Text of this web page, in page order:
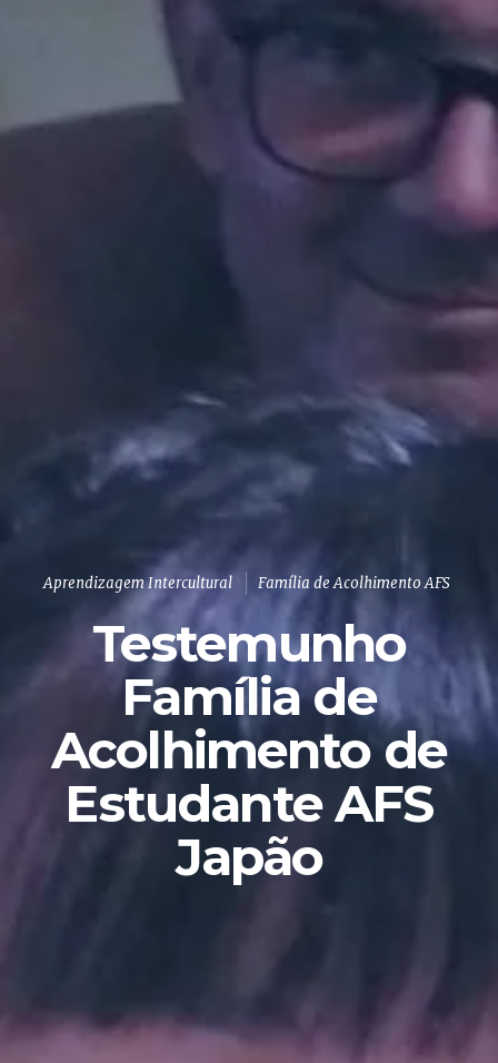
Aprendizagem Intercultural Família de Acolhimento AFS
Testemunho
Família de
Acolhimento de
Estudante AFS
Japão